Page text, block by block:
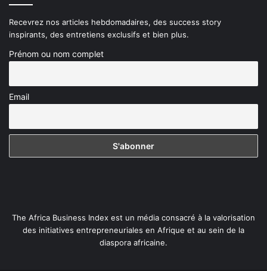
Recevrez nos articles hebdomadaires, des success story
inspirants, des entretiens exclusifs et bien plus.
Prénom ou nom complet
Email
The Africa Business Index est un média consacré à la valorisation
des initiatives entrepreneuriales en Afrique et au sein de la
diaspora africaine.